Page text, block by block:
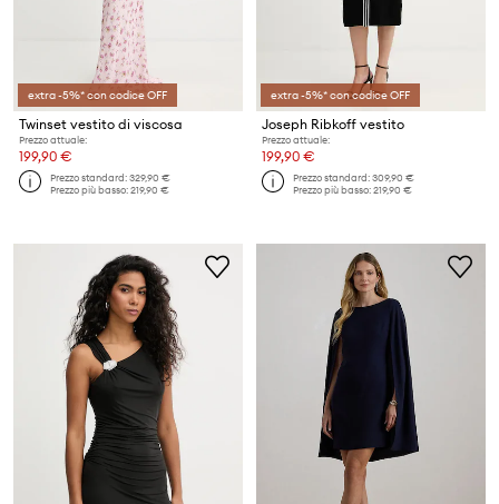
extra -5%* con codice OFF
Twinset vestito di viscosa
Prezzo attuale:
199,90 €
Prezzo standard:329,90 €
Prezzo più basso:219,90 €
extra -5%* con codice OFF
Joseph Ribkoff vestito
Prezzo attuale:
199,90 €
Prezzo standard:309,90 €
Prezzo più basso:219,90 €